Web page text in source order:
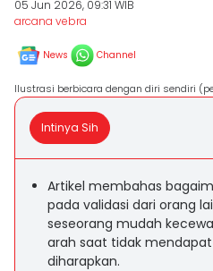
05 Jun 2026, 09:31 WIB
arcana vebra
News Channel
Ilustrasi berbicara dengan diri sendiri
Intinya Sih
Artikel membahas
pada validasi dari orang
seseorang mudah
arah saat tidak
diharapkan.